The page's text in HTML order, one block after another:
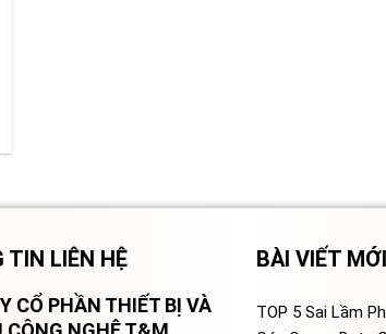
TIN LIÊN HỆ
CỔ PHẦN THIẾT BỊ VÀ
BÀI VIẾT MỚI
TOP 5 Sai Lầm